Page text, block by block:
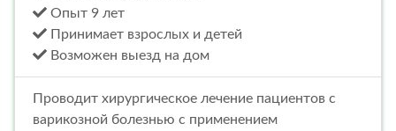
Опыт 9 лет
Принимает взрослых и детей
Возможен выезд на дом
Проводит хирургическое лечение пациентов с
варикозной болезнью с применением